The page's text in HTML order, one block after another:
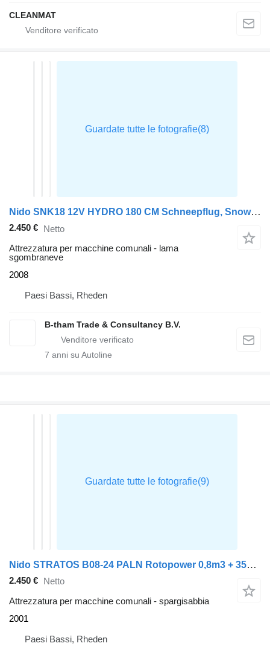
CLEANMAT
Nido SNK18 12V HYDRO 180 CM Schneepflug, Snowplow, Sneeuwploeg
2.450 € Netto
Attrezzatura per macchine comunali - lama
sgombraneve
2008
Paesi Bassi, Rheden
B-tham Trade & Consultancy B.V.
7 anni su Autoline
Nido STRATOS B08-24 PALN Rotopower 0,8m3 + 350L. Salzstreuer Saltspre
2.450 € Netto
Attrezzatura per macchine comunali - spargisabbia
2001
Paesi Bassi, Rheden